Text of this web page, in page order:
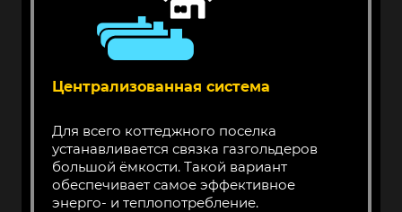
Централизованная система
Для всего коттеджного поселка
устанавливается связка газгольдеров
большой ёмкости. Такой вариант
обеспечивает самое эффективное
энерго- и теплопотребление.